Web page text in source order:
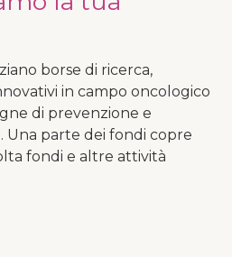
borse di ricerca,
in campo oncologico
di prevenzione e
Una parte dei fondi copre
fondi e altre attività